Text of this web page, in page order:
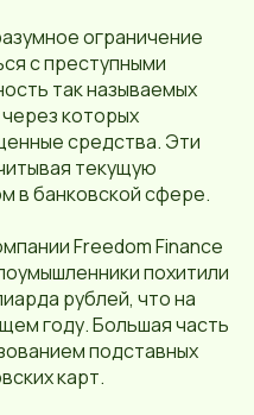
ограничение
с преступными
так называемых
которых
средства. Эти
текущую
в банковской сфере.
Freedom Finance
похитили
рублей, что на
году. Большая часть
подставных
карт.